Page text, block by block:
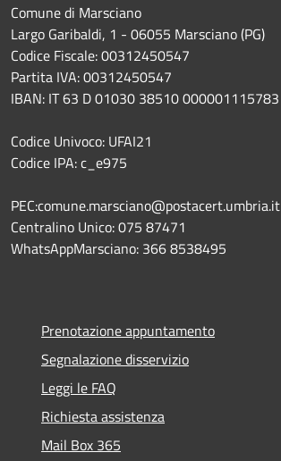
Comune di Marsciano
Largo Garibaldi, 1 - 06055 Marsciano (PG)
Codice Fiscale: 00312450547
Partita IVA: 00312450547
IBAN: IT 63 D 01030 38510 000001115783
Codice Univoco: UFAI21
Codice IPA: c_e975
PEC:comune.marsciano@postacert.umbria.it
Centralino Unico: 075 87471
WhatsAppMarsciano: 366 8538495
Prenotazione appuntamento
Segnalazione disservizio
Leggi le FAQ
Richiesta assistenza
Mail Box 365